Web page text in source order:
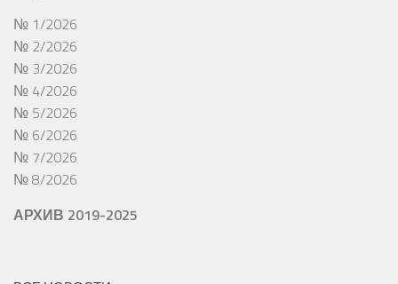
№ 1/2026
№ 2/2026
№ 3/2026
№ 4/2026
№ 5/2026
№ 6/2026
№ 7/2026
№ 8/2026
АРХИВ 2019-2025